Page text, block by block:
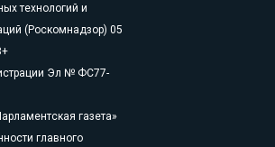
технологий и
(Роскомнадзор) 05
Эл № ФС77-
газета»
главного